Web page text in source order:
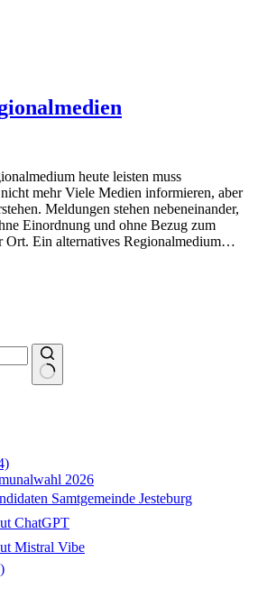
heute leisten muss
mehr Viele Medien informieren, aber
Meldungen stehen nebeneinander,
Einordnung und ohne Bezug zum
Ort. Ein alternatives Regionalmedium…
2026
Samtgemeinde Jesteburg
ChatGPT
Mistral Vibe